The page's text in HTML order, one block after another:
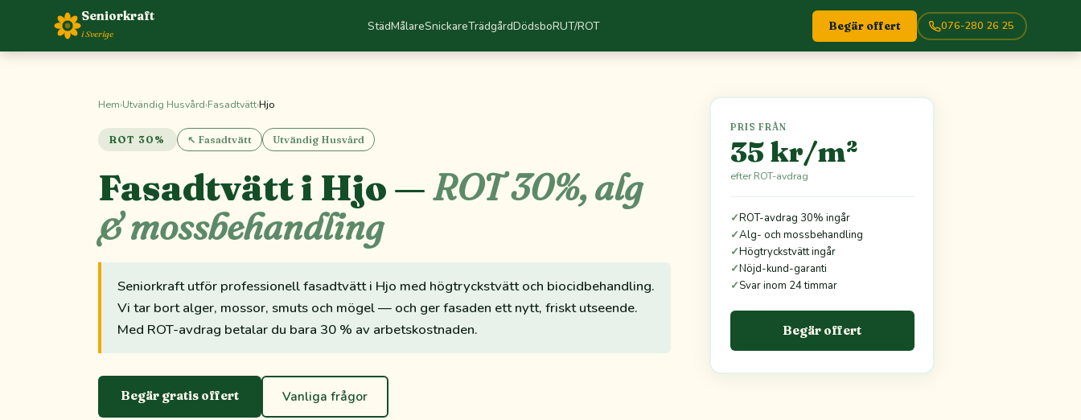
Seniorkraft
i Sverige StädMålareSnickareTrädgårdDödsboRUT/ROT Begär offert 076-280 26 25
Hem›Utvändig Husvård›Fasadtvätt›Hjo
ROT 30% ↖ Fasadtvätt Utvändig Husvård
Fasadtvätt i Hjo —ROT 30%, alg
& mossbehandling
Seniorkraft utför professionell fasadtvätt i Hjo med högtryckstvätt och biocidbehandling.
Vi tar bort alger, mossor, smuts och mögel — och ger fasaden ett nytt, friskt utseende.
Med ROT-avdrag betalar du bara 30 % av arbetskostnaden.
Begär gratis offert Vanliga frågor
PRIS FRÅN
35 kr/m²
efter ROT-avdrag
✓ROT-avdrag 30% ingår
✓Alg- och mossbehandling
✓Högtryckstvätt ingår
✓Nöjd-kund-garanti
✓Svar inom 24 timmar
Begär offert